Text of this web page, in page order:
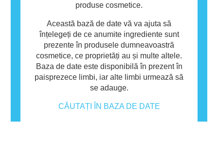
produse cosmetice.
Această bază de date vă va ajuta să
înțelegeți de ce anumite ingrediente sunt
prezente în produsele dumneavoastră
cosmetice, ce proprietăți au și multe altele.
Baza de date este disponibilă în prezent în
paisprezece limbi, iar alte limbi urmează să
se adauge.
CĂUTAȚI ÎN BAZA DE DATE